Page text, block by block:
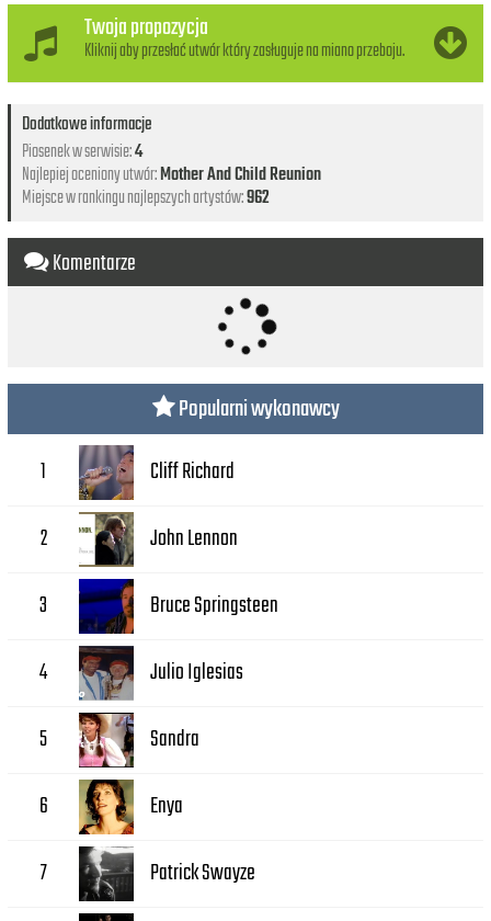
Twoja propozycja
Kliknij aby przesłać utwór który zasługuje na miano przeboju.
Dodatkowe informacje
Piosenek w serwisie:4
Najlepiej oceniony utwór:Mother And Child Reunion
Miejsce w rankingu najlepszych artystów:962
Komentarze
Popularni wykonawcy
1 Cliff Richard
2 John Lennon
3 Bruce Springsteen
4 Julio Iglesias
5 Sandra
6 Enya
7 Patrick Swayze